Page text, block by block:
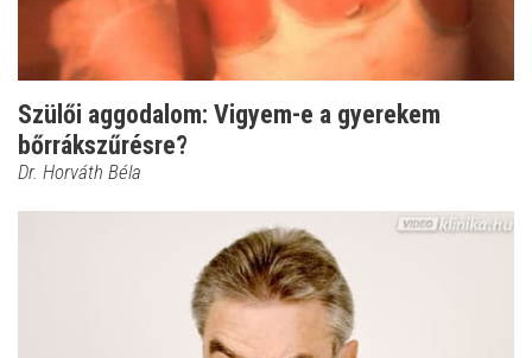
Szülői aggodalom: Vigyem-e a gyerekem
bőrrákszűrésre?
Dr. Horváth Béla